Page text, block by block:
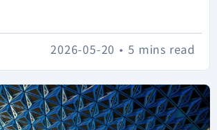
5 mins read
•
2026-05-20